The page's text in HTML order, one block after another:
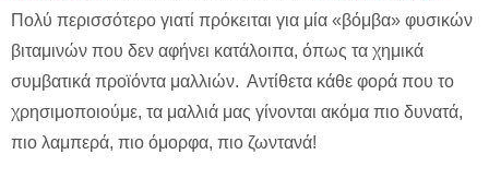
Πολύ περισσότερο γιατί πρόκειται για μία «βόμβα» φυσικών
βιταμινών που δεν αφήνει κατάλοιπα, όπως τα χημικά
συμβατικά προϊόντα μαλλιών. Αντίθετα κάθε φορά που το
χρησιμοποιούμε, τα μαλλιά μας γίνονται ακόμα πιο δυνατά,
πιο λαμπερά, πιο όμορφα, πιο ζωντανά!